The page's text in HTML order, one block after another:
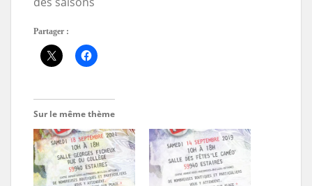
Partager :
Sur le même thème